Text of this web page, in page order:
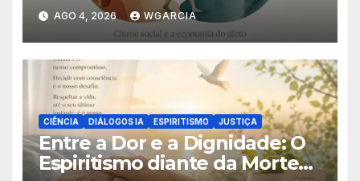
AGO 4, 2026 WGARCIA
CIÊNCIA DIÁLOGOS IA ESPIRITISMO JUSTIÇA
Entre a Dor e a Dignidade: O
Espiritismo diante da Morte